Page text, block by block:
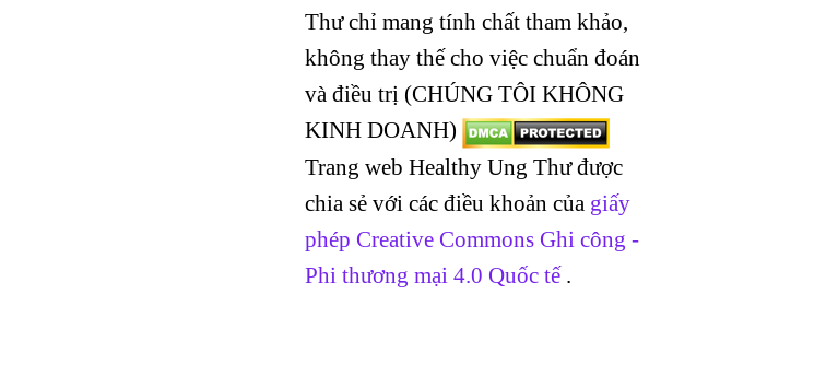
Thư chỉ mang tính chất tham khảo,
không thay thế cho việc chuẩn đoán
và điều trị (CHÚNG TÔI KHÔNG
KINH DOANH)
Trang web Healthy Ung Thư được
chia sẻ với các điều khoản của giấy
phép Creative Commons Ghi công -
Phi thương mại 4.0 Quốc tế